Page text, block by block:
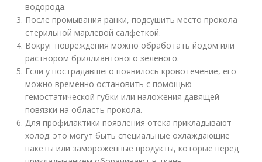
водорода.
После промывания ранки, подсушить место прокола
стерильной марлевой салфеткой.
Вокруг повреждения можно обработать йодом или
раствором бриллиантового зеленого.
Если у пострадавшего появилось кровотечение, его
можно временно остановить с помощью
гемостатической губки или наложения давящей
повязки на область прокола.
Для профилактики появления отека прикладывают
холод: это могут быть специальные охлаждающие
пакеты или замороженные продукты, которые перед